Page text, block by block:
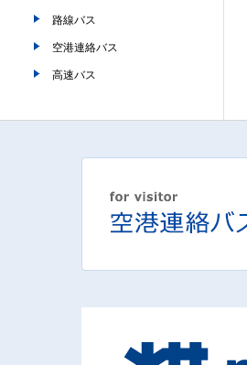
路線バス
空港連絡バス
高速バス